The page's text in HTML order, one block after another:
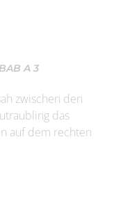
A 3
zwischen den
das
auf dem rechten